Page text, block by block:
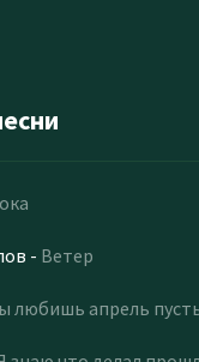
- Ветер
любишь апрель